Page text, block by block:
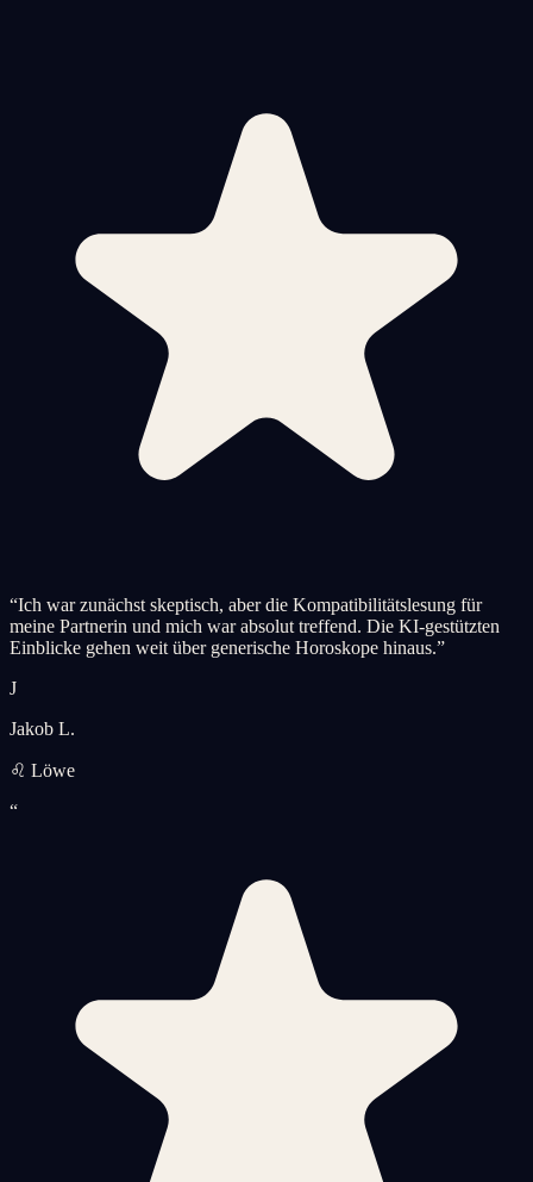
“Ich war zunächst skeptisch, aber die Kompatibilitätslesung für
meine Partnerin und mich war absolut treffend. Die KI-gestützten
Einblicke gehen weit über generische Horoskope hinaus.”
J
Jakob L.
♌ Löwe
“